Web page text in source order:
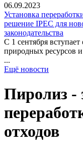
06.09.2023
Установка
решение IPEC для
законодательства
С 1 сентября
природных ресурсов
...
Ещё новости
Пиролиз -
отходов